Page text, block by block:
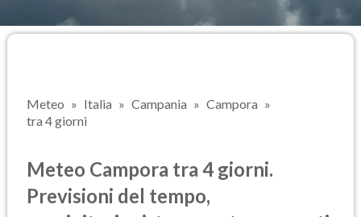
Meteo Italia Campania
Campora
tra 4 giorni
Meteo Campora tra 4 giorni.
Previsioni del tempo,